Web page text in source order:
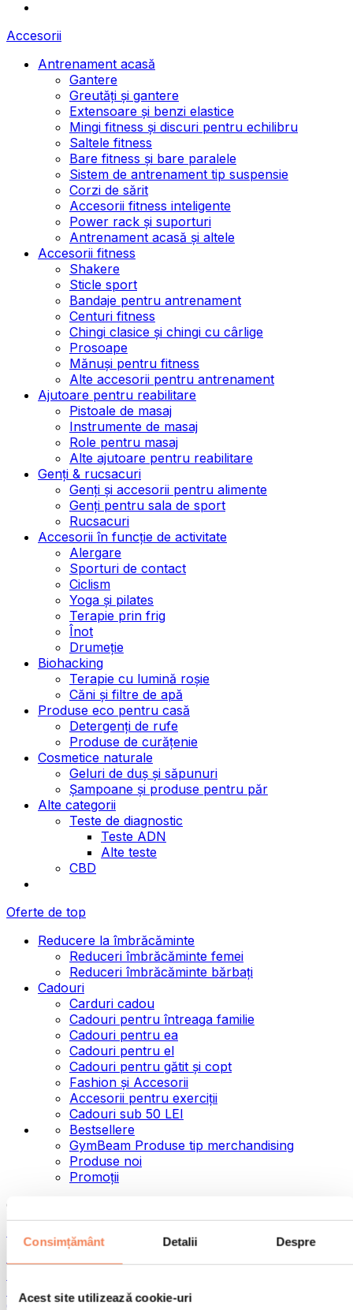
Consimțământ Detalii Despre
Acest site utilizează cookie-uri
Accesorii
Antrenament acasă
Gantere
Greutăți și gantere
Extensoare și benzi elastice
Mingi fitness și discuri pentru echilibru
Saltele fitness
Bare fitness și bare paralele
Sistem de antrenament tip suspensie
Corzi de sărit
Accesorii fitness inteligente
Power rack și suporturi
Antrenament acasă și altele
Accesorii fitness
Shakere
Sticle sport
Bandaje pentru antrenament
Centuri fitness
Chingi clasice și chingi cu cârlige
Prosoape
Mănuși pentru fitness
Alte accesorii pentru antrenament
Ajutoare pentru reabilitare
Pistoale de masaj
Instrumente de masaj
Role pentru masaj
Alte ajutoare pentru reabilitare
Genți & rucsacuri
Genți și accesorii pentru alimente
Genți pentru sala de sport
Rucsacuri
Accesorii în funcție de activitate
Alergare
Sporturi de contact
Ciclism
Yoga și pilates
Terapie prin frig
Înot
Drumeție
Biohacking
Terapie cu lumină roșie
Căni și filtre de apă
Produse eco pentru casă
Detergenți de rufe
Produse de curățenie
Cosmetice naturale
Geluri de duș și săpunuri
Șampoane și produse pentru păr
Alte categorii
Teste de diagnostic
Teste ADN
Alte teste
CBD
Oferte de top
Reducere la îmbrăcăminte
Reduceri îmbrăcăminte femei
Reduceri îmbrăcăminte bărbați
Cadouri
Carduri cadou
Cadouri pentru întreaga familie
Cadouri pentru ea
Cadouri pentru el
Cadouri pentru gătit și copt
Fashion și Accesorii
Accesorii pentru exerciții
Cadouri sub 50 LEI
Bestsellere
GymBeam Produse tip merchandising
Produse noi
Promoții
Categorii
Semințe
Creme și paste tartinabile